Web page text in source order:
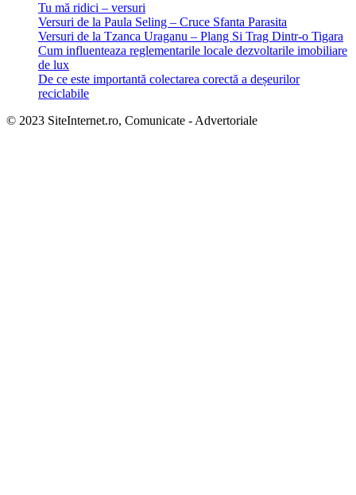
Tu mă ridici – versuri
Versuri de la Paula Seling – Cruce Sfanta Parasita
Versuri de la Tzanca Uraganu – Plang Si Trag Dintr-o Tigara
Cum influenteaza reglementarile locale dezvoltarile imobiliare
de lux
De ce este importantă colectarea corectă a deșeurilor
reciclabile
© 2023 SiteInternet.ro, Comunicate - Advertoriale